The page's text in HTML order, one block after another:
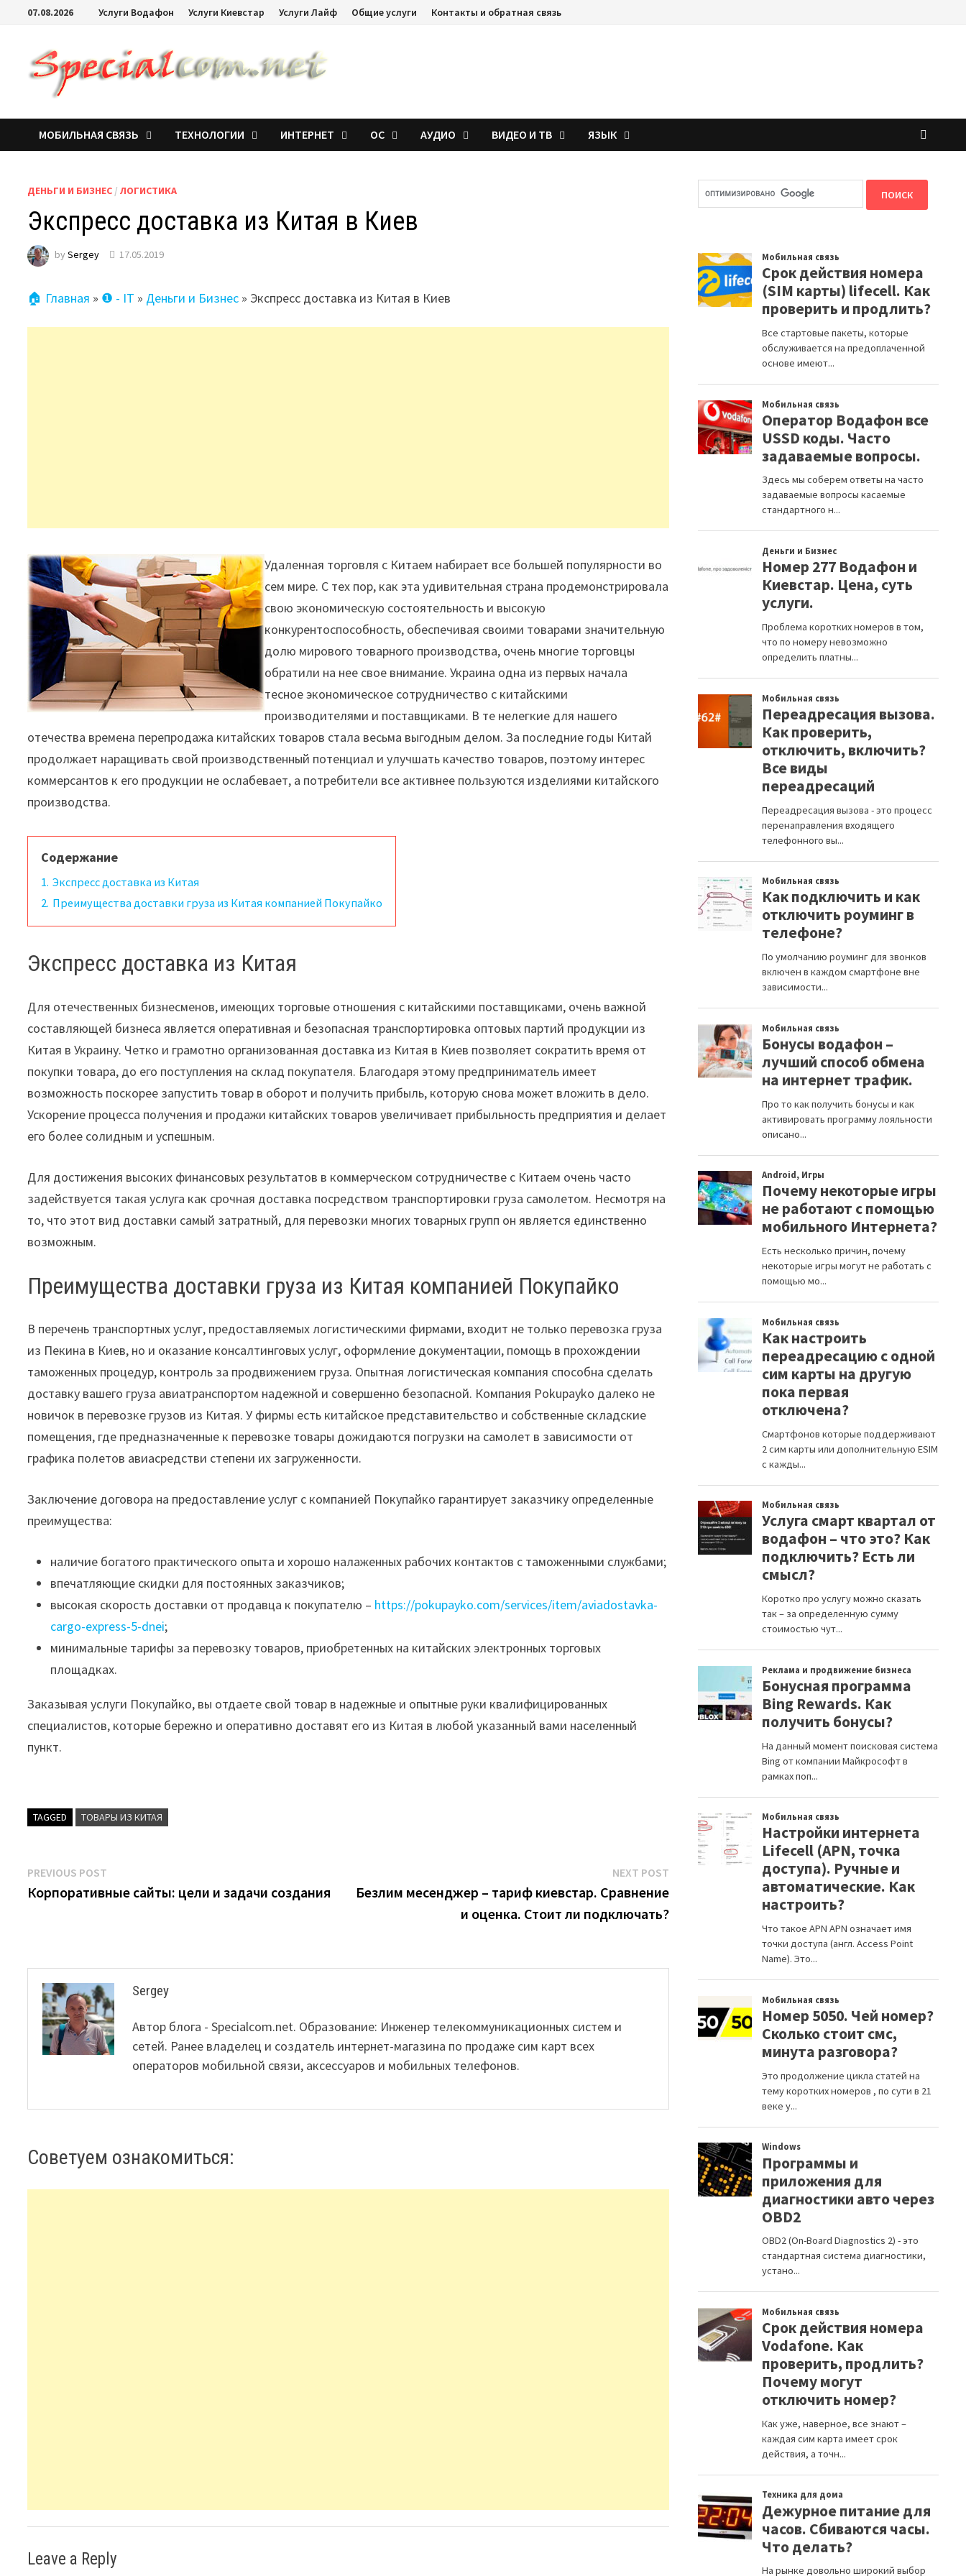
07.08.2026 Услуги Водафон Услуги Киевстар Услуги Лайф Общие услуги Контакты и обратная связь
МОБИЛЬНАЯ СВЯЗЬ ТЕХНОЛОГИИ ИНТЕРНЕТ ОС АУДИО ВИДЕО И ТВ ЯЗЫК
ДЕНЬГИ И БИЗНЕС /ЛОГИСТИКА
Экспресс доставка из Китая в Киев
bySergey 17.05.2019
🏠 Главная » ❶ - IT » Деньги и Бизнес » Экспресс доставка из Китая в Киев
Удаленная торговля с Китаем набирает все большей популярности во
сем мире. С тех пор, как эта удивительная страна продемонстрировала
свою экономическую состоятельность и высокую
конкурентоспособность, обеспечивая своими товарами значительную
долю мирового товарного производства, очень многие торговцы
обратили на нее свое внимание. Украина одна из первых начала
тесное экономическое сотрудничество с китайскими
производителями и поставщиками. В те нелегкие для нашего
отечества времена перепродажа китайских товаров стала весьма выгодным делом. За последние годы Китай
продолжает наращивать свой производственный потенциал и улучшать качество товаров, поэтому интерес
коммерсантов к его продукции не ослабевает, а потребители все активнее пользуются изделиями китайского
производства.
Содержание
1. Экспресс доставка из Китая
2. Преимущества доставки груза из Китая компанией Покупайко
Экспресс доставка из Китая
Для отечественных бизнесменов, имеющих торговые отношения с китайскими поставщиками, очень важной
составляющей бизнеса является оперативная и безопасная транспортировка оптовых партий продукции из
Китая в Украину. Четко и грамотно организованная доставка из Китая в Киев позволяет сократить время от
покупки товара, до его поступления на склад покупателя. Благодаря этому предприниматель имеет
возможность поскорее запустить товар в оборот и получить прибыль, которую снова может вложить в дело.
Ускорение процесса получения и продажи китайских товаров увеличивает прибыльность предприятия и делает
его более солидным и успешным.
Для достижения высоких финансовых результатов в коммерческом сотрудничестве с Китаем очень часто
задействуется такая услуга как срочная доставка посредством транспортировки груза самолетом. Несмотря на
то, что этот вид доставки самый затратный, для перевозки многих товарных групп он является единственно
возможным.
Преимущества доставки груза из Китая компанией Покупайко
В перечень транспортных услуг, предоставляемых логистическими фирмами, входит не только перевозка груза
из Пекина в Киев, но и оказание консалтинговых услуг, оформление документации, помощь в прохождении
таможенных процедур, контроль за продвижением груза. Опытная логистическая компания способна сделать
доставку вашего груза авиатранспортом надежной и совершенно безопасной. Компания Pokupayko далеко не
новичок в перевозке грузов из Китая. У фирмы есть китайское представительство и собственные складские
помещения, где предназначенные к перевозке товары дожидаются погрузки на самолет в зависимости от
графика полетов авиасредстви степени их загруженности.
Заключение договора на предоставление услуг с компанией Покупайко гарантирует заказчику определенные
преимущества:
наличие богатого практического опыта и хорошо налаженных рабочих контактов с таможенными службами;
впечатляющие скидки для постоянных заказчиков;
высокая скорость доставки от продавца к покупателю – https://pokupayko.com/services/item/aviadostavka-
cargo-express-5-dnei;
минимальные тарифы за перевозку товаров, приобретенных на китайских электронных торговых
площадках.
Заказывая услуги Покупайко, вы отдаете свой товар в надежные и опытные руки квалифицированных
специалистов, которые бережно и оперативно доставят его из Китая в любой указанный вами населенный
пункт.
TAGGED ТОВАРЫ ИЗ КИТАЯ
Post
navigation
PREVIOUS POST
post:
Корпоративные сайты: цели и задачи создания
NEXT POSTNext
post:
Безлим месенджер – тариф киевстар. Сравнение
и оценка. Стоит ли подключать?
Sergey
Автор блога - Specialcom.net. Образование: Инженер телекоммуникационных систем и
сетей. Ранее владелец и создатель интернет-магазина по продаже сим карт всех
операторов мобильной связи, аксессуаров и мобильных телефонов.
Советуем ознакомиться:
Leave a Reply